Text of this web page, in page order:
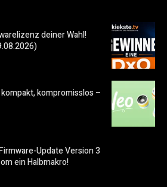
deiner Wahl!
kompromisslos –
Update Version 3
ein Halbmakro!